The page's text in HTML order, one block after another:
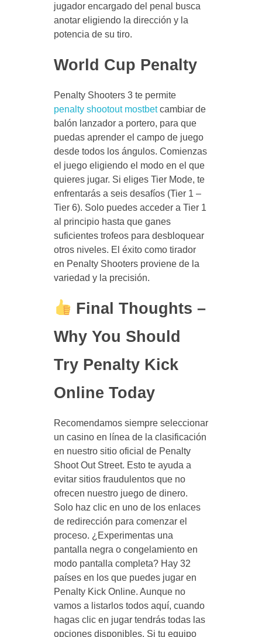
jugador encargado del penal busca
anotar eligiendo la dirección y la
potencia de su tiro.
World Cup Penalty
Penalty Shooters 3 te permite
penalty shootout mostbetcambiar de
balón lanzador a portero, para que
puedas aprender el campo de juego
desde todos los ángulos. Comienzas
el juego eligiendo el modo en el que
quieres jugar. Si eliges Tier Mode, te
enfrentarás a seis desafíos (Tier 1 –
Tier 6). Solo puedes acceder a Tier 1
al principio hasta que ganes
suficientes trofeos para desbloquear
otros niveles. El éxito como tirador
en Penalty Shooters proviene de la
variedad y la precisión.
Final Thoughts –
Why You Should
Try Penalty Kick
Online Today
Recomendamos siempre seleccionar
un casino en línea de la clasificación
en nuestro sitio oficial de Penalty
Shoot Out Street. Esto te ayuda a
evitar sitios fraudulentos que no
ofrecen nuestro juego de dinero.
Solo haz clic en uno de los enlaces
de redirección para comenzar el
proceso. ¿Experimentas una
pantalla negra o congelamiento en
modo pantalla completa? Hay 32
países en los que puedes jugar en
Penalty Kick Online. Aunque no
vamos a listarlos todos aquí, cuando
hagas clic en jugar tendrás todas las
opciones disponibles. Si tu equipo